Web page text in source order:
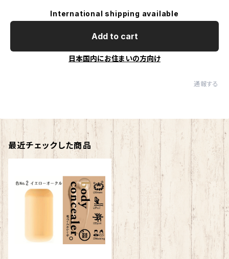
International shipping available
Add to cart
日本国内にお住まいの方向け
通報する
最近チェックした商品